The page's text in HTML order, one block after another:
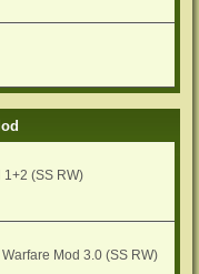
1+2 (SS RW)
Mod 3.0 (SS RW)